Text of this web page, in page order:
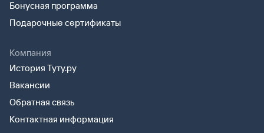
Бонусная программа
Подарочные сертификаты
Компания
История Туту.ру
Вакансии
Обратная связь
Контактная информация